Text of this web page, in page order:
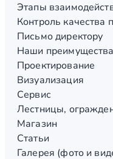
Этапы
Контроль качества
Письмо директору
Наши преимущества
Проектирование
Визуализация
Сервис
Лестницы,
Магазин
Статьи
Галерея (фото и